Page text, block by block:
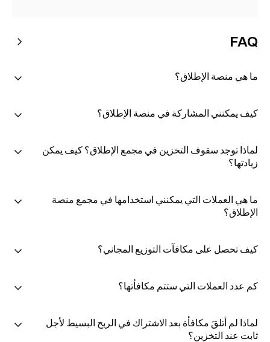
FAQ
ما هي منصة الإطلاق؟
كيف يمكنني المشاركة في منصة الإطلاق؟
لماذا توجد سقوف التخزين في مجمع الإطلاق؟ كيف يمكن
زيادتها؟
ما هي العملات التي يمكنني استخدامها في مجمع منصة
الإطلاق؟
كيف تحصل على مكافآت التوزيع المجاني؟
كم عدد العملات التي ستتم مكافأتها؟
لماذا لم أتلقَ مكافأة بعد الاشتراك في الربح البسيط لأجل
ثابت عند التخزين؟